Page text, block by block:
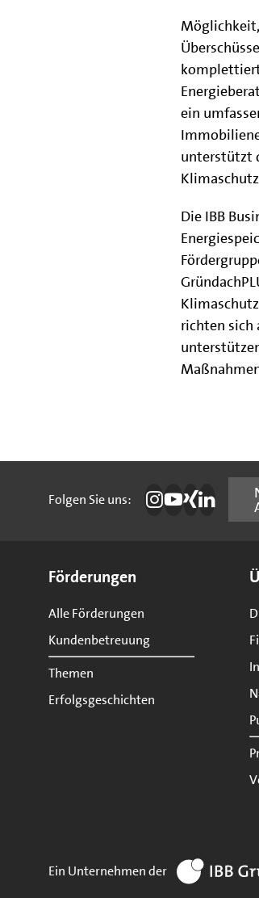
komplettiert
ein
unterstützt
Die IBB
richten
Folgen Sie uns: Die IBB auf
Die IBB auf
Die IBB auf
Die IBB
Förderungen
Alle Förderungen
Kundenbetreuung
Themen
Erfolgsgeschichten
zur Website IBB Gruppe
Ein Unternehmen der